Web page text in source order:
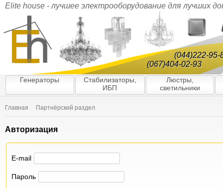
Elite house - лучшее электрооборудование для лучших
(044)222-95-
(067)404-02-93
Главная Партнёрский раздел
Авторизация
E-mail
Пароль
Генераторы
Стабилизаторы,
ИБП
Люстры,
светильники